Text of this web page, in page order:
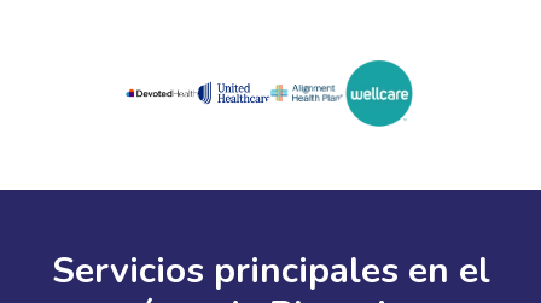
Servicios principales en el